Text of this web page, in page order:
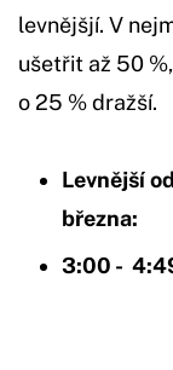
levnějšjí. V
ušetřit až 50
o 25 % dražší.
Levnější
března:
3:00 -